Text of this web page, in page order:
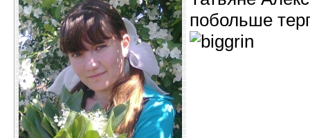
побольше